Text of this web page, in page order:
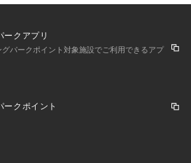
製）
（取り外し不可）
りご確認ください。
ークアプリ
パークポイント対象施設でご利用できるアプ
ークポイント